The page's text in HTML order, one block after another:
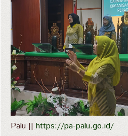
Palu || https://pa-palu.go.id/